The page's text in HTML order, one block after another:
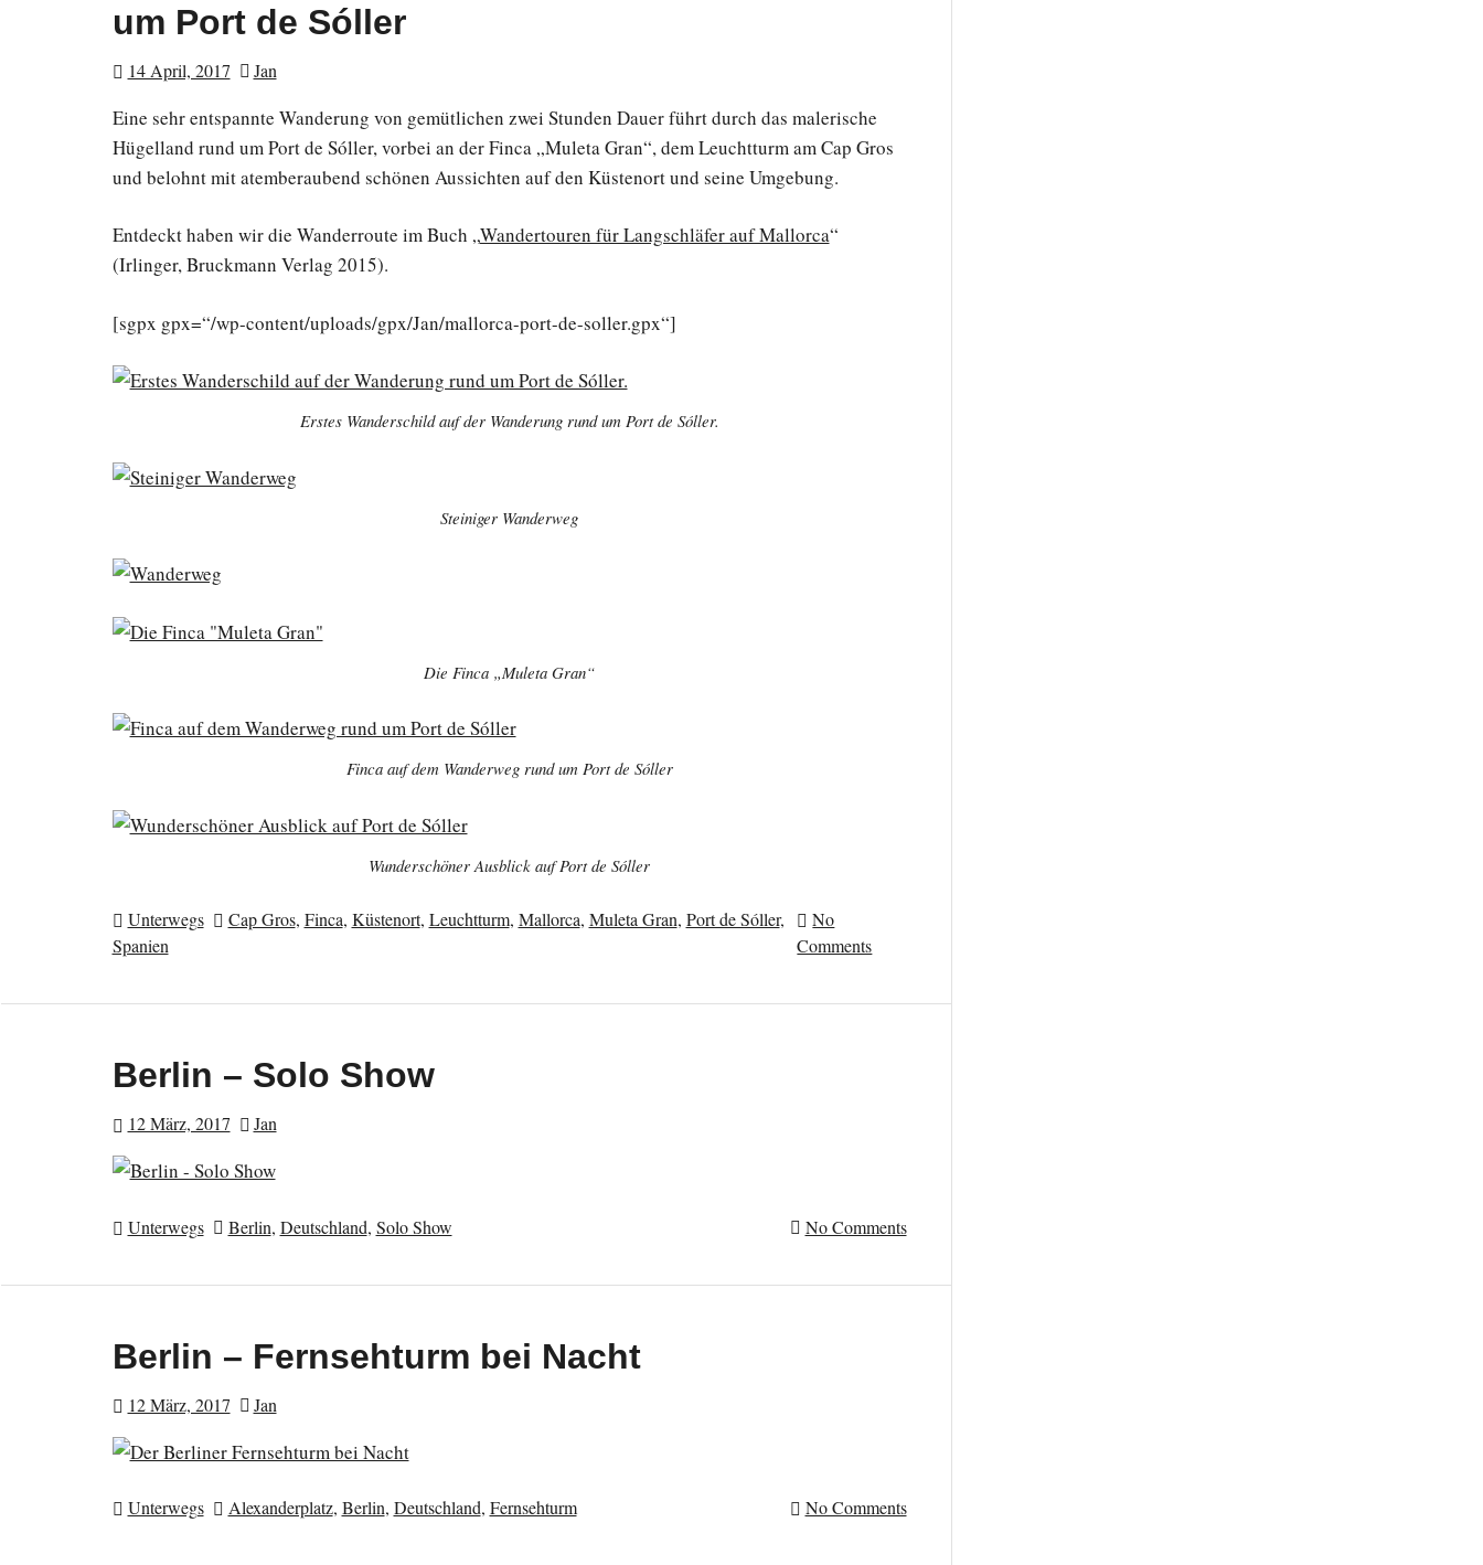
um Port de Sóller
14 April, 2017 Jan
Eine sehr entspannte Wanderung von gemütlichen zwei Stunden Dauer führt durch das malerische
Hügelland rund um Port de Sóller, vorbei an der Finca „Muleta Gran“, dem Leuchtturm am Cap Gros
und belohnt mit atemberaubend schönen Aussichten auf den Küstenort und seine Umgebung.
Entdeckt haben wir die Wanderroute im Buch „Wandertouren für Langschläfer auf Mallorca“
(Irlinger, Bruckmann Verlag 2015).
[sgpx gpx=“/wp-content/uploads/gpx/Jan/mallorca-port-de-soller.gpx“]
Erstes Wanderschild auf der Wanderung rund um Port de Sóller.
Steiniger Wanderweg
Die Finca „Muleta Gran“
Finca auf dem Wanderweg rund um Port de Sóller
Wunderschöner Ausblick auf Port de Sóller
Unterwegs Cap Gros, Finca, Küstenort, Leuchtturm, Mallorca, Muleta Gran, Port de Sóller,
Spanien
No
Comments
Berlin – Solo Show
12 März, 2017 Jan
Unterwegs Berlin, Deutschland, Solo Show No Comments
Berlin – Fernsehturm bei Nacht
12 März, 2017 Jan
Unterwegs Alexanderplatz, Berlin, Deutschland, Fernsehturm No Comments